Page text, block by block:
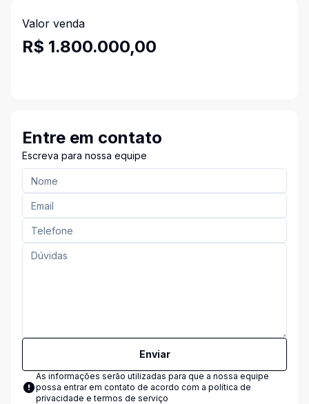
Valor venda
R$ 1.800.000,00
Entre em contato
Escreva para nossa equipe
Enviar
As informações serão utilizadas para que a nossa equipe
possa entrar em contato de acordo com a política de
privacidade e termos de serviço